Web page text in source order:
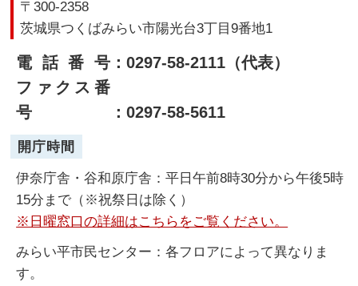
〒300-2358
茨城県つくばみらい市陽光台3丁目9番地1
電話番号：0297-58-2111（代表）
ファクス番
号
：0297-58-5611
開庁時間
伊奈庁舎・谷和原庁舎：平日午前8時30分から午後5時
15分まで（※祝祭日は除く）
※日曜窓口の詳細はこちらをご覧ください。
みらい平市民センター：各フロアによって異なりま
す。